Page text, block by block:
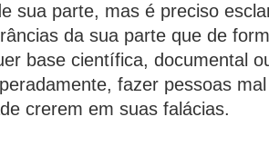
sua parte, mas é preciso
da sua parte que de
base científica, documental
fazer pessoas
crerem em suas falácias.